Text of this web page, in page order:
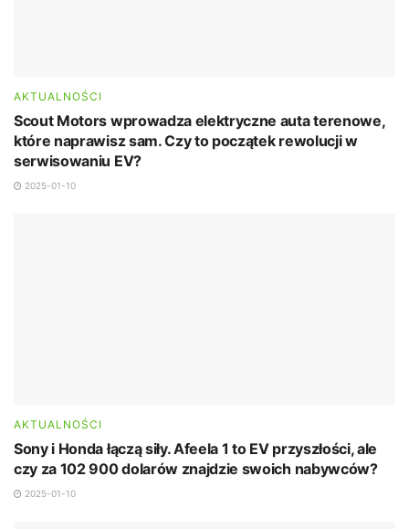
AKTUALNOŚCI
Scout Motors wprowadza elektryczne auta terenowe,
które naprawisz sam. Czy to początek rewolucji w
serwisowaniu EV?
2025-01-10
AKTUALNOŚCI
Sony i Honda łączą siły. Afeela 1 to EV przyszłości, ale
czy za 102 900 dolarów znajdzie swoich nabywców?
2025-01-10